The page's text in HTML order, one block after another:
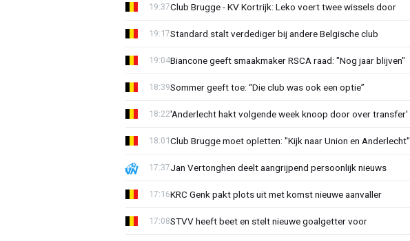
Club Brugge - KV Kortrijk: Leko voert twee wissels door
19:37
Standard stalt verdediger bij andere Belgische club
19:17
Biancone geeft smaakmaker RSCA raad: "Nog jaar blijven"
19:04
Sommer geeft toe: “Die club was ook een optie”
18:39
'Anderlecht hakt volgende week knoop door over transfer'
18:22
Club Brugge moet opletten: "Kijk naar Union en Anderlecht"
18:01
Jan Vertonghen deelt aangrijpend persoonlijk nieuws
17:37
KRC Genk pakt plots uit met komst nieuwe aanvaller
17:16
STVV heeft beet en stelt nieuwe goalgetter voor
17:08